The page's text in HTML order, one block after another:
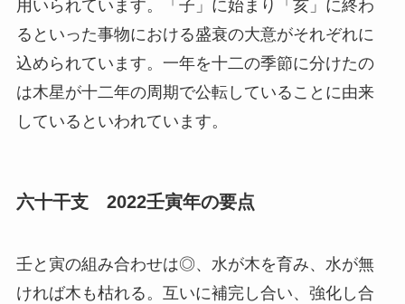
用いられています。「子」に始まり「亥」に終わ
るといった事物における盛衰の大意がそれぞれに
込められています。一年を十二の季節に分けたの
は木星が十二年の周期で公転していることに由来
しているといわれています。
六十干支 2022壬寅年の要点
壬と寅の組み合わせは◎、水が木を育み、水が無
ければ木も枯れる。互いに補完し合い、強化し合